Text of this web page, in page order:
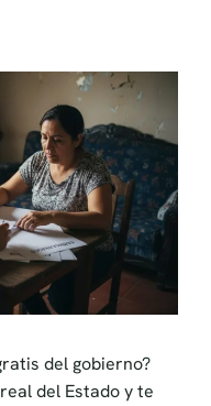
del gobierno?
del Estado y te